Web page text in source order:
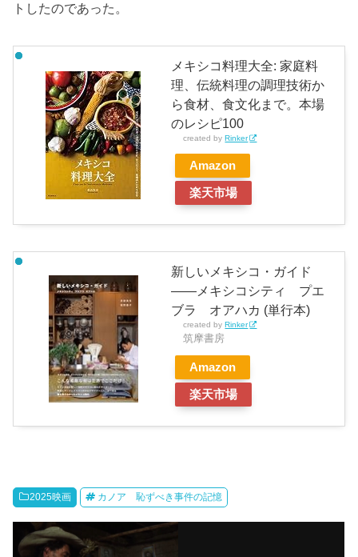
トしたのであった。
メキシコ料理大全: 家庭料
理、伝統料理の調理技術か
ら食材、食文化まで。本場
のレシピ100
created byRinker
Amazon
楽天市場
新しいメキシコ・ガイド
――メキシコシティ プエ
ブラ オアハカ (単行本)
created byRinker
筑摩書房
Amazon
楽天市場
2025映画 カノア 恥ずべき事件の記憶